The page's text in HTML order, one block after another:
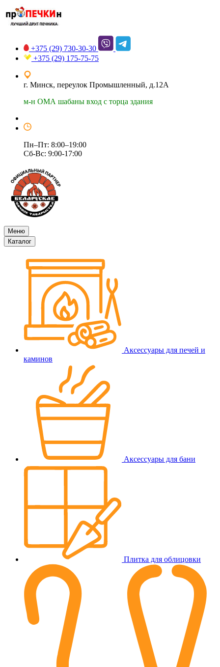
+375 (29) 730-30-30
+375 (29) 175-75-75
г. Минск, переулок Промышленный, д.12А
м-н ОМА шабаны вход с торца здания
Пн–Пт: 8:00–19:00
Сб-Вс: 9:00-17:00
Меню
Каталог
Аксессуары для печей и
каминов
Аксессуары для бани
Плитка для облицовки